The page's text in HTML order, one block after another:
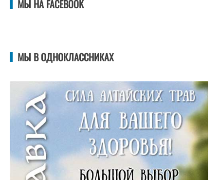
МЫ НА FACEBOOK
МЫ В ОДНОКЛАССНИКАХ